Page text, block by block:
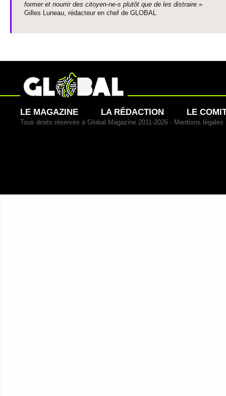
former et nourrir des ci­to­yen-ne-s plutôt que de les dis­traire »
Gi­lles Luneau, rédacteur en chef de GLOBAL
LE MAGAZINE LA RÉDACTION LE
Tous droits réservés à Global Magazine 2011-2026 - Mentions légales